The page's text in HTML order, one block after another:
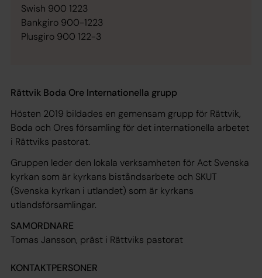
Swish 900 1223
Bankgiro 900-1223
Plusgiro 900 122-3
Rättvik Boda Ore Internationella grupp
Hösten 2019 bildades en gemensam grupp för Rättvik,
Boda och Ores församling för det internationella arbetet
i Rättviks pastorat.
Gruppen leder den lokala verksamheten för Act Svenska
kyrkan som är kyrkans biståndsarbete och SKUT
(Svenska kyrkan i utlandet) som är kyrkans
utlandsförsamlingar.
SAMORDNARE
Tomas Jansson, präst i Rättviks pastorat
KONTAKTPERSONER